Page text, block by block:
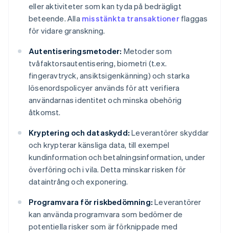
eller aktiviteter som kan tyda på bedrägligt
beteende. Alla misstänkta transaktionerflaggas
för vidare granskning.
Autentiseringsmetoder: Metoder som
tvåfaktorsautentisering, biometri (t.ex.
fingeravtryck, ansiktsigenkänning) och starka
lösenordspolicyer används för att verifiera
användarnas identitet och minska obehörig
åtkomst.
Kryptering och dataskydd: Leverantörer skyddar
och krypterar känsliga data, till exempel
kundinformation och betalningsinformation, under
överföring och i vila. Detta minskar risken för
dataintrång och exponering.
Programvara för riskbedömning: Leverantörer
kan använda programvara som bedömer de
potentiella risker som är förknippade med